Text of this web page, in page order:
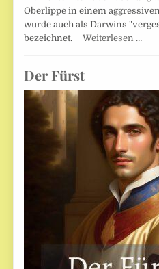
Oberlippe in einem
wurde auch als Darwins
bezeichnet.Weiterlesen …
Der Fürst